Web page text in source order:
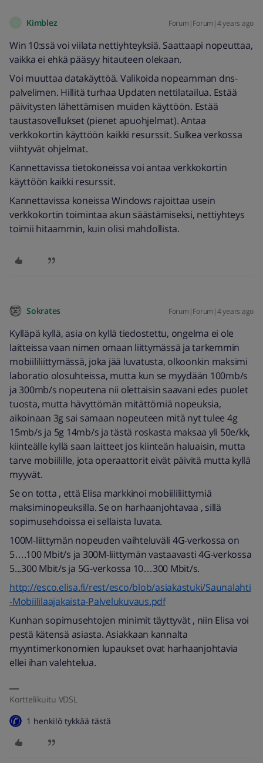
Kimblez Forum|Forum|4 years ago
Win 10:ssä voi viilata nettiyhteyksiä. Saattaapi nopeuttaa,
vaikka ei ehkä pääsyy hitauteen olekaan.
Voi muuttaa datakäyttöä. Valikoida nopeamman dns-
palvelimen. Hillitä turhaa Updaten nettilatailua. Estää
päivitysten lähettämisen muiden käyttöön. Estää
taustasovellukset (pienet apuohjelmat). Antaa
verkkokortin käyttöön kaikki resurssit. Sulkea verkossa
viihtyvät ohjelmat.
Kannettavissa tietokoneissa voi antaa verkkokortin
käyttöön kaikki resurssit.
Kannettavissa koneissa Windows rajoittaa usein
verkkokortin toimintaa akun säästämiseksi, nettiyhteys
toimii hitaammin, kuin olisi mahdollista.
Sokrates Forum|Forum|4 years ago
Kylläpä kyllä, asia on kyllä tiedostettu, ongelma ei ole
laitteissa vaan nimen omaan liittymässä ja tarkemmin
mobiililiittymässä, joka jää luvatusta, olkoonkin maksimi
laboratio olosuhteissa, mutta kun se myydään 100mb/s
ja 300mb/s nopeutena nii olettaisin saavani edes puolet
tuosta, mutta hävyttömän mitättömiä nopeuksia,
aikoinaan 3g sai samaan nopeuteen mitä nyt tulee 4g
15mb/s ja 5g 14mb/s ja tästä roskasta maksaa yli 50e/kk,
kiinteälle kyllä saan laitteet jos kiinteän haluaisin, mutta
tarve mobiilille, jota operaattorit eivät päivitä mutta kyllä
myyvät.
Se on totta , että Elisa markkinoi mobiililiittymiä
maksiminopeuksilla. Se on harhaanjohtavaa , sillä
sopimusehdoissa ei sellaista luvata.
100M-liittymän nopeuden vaihteluväli 4G-verkossa on
5….100 Mbit/s ja 300M-liittymän vastaavasti 4G-verkossa
5...300 Mbit/s ja 5G-verkossa 10…300 Mbit/s.
http://esco.elisa.fi/rest/esco/blob/asiakastuki/Saunalahti
-Mobiililaajakaista-Palvelukuvaus.pdf
Kunhan sopimusehtojen minimit täyttyvät , niin Elisa voi
pestä kätensä asiasta. Asiakkaan kannalta
myyntimerkonomien lupaukset ovat harhaanjohtavia
ellei ihan valehtelua.
Korttelikuitu VDSL
1 henkilö tykkää tästä